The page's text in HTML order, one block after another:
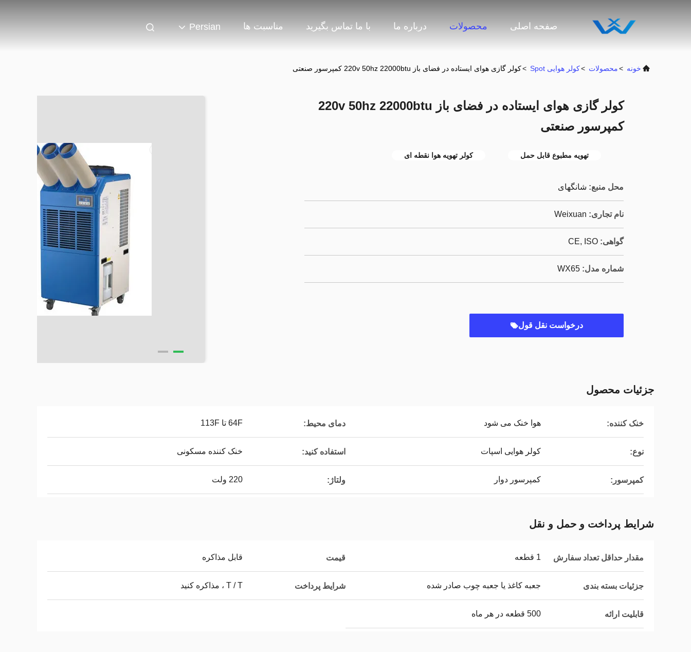
صفحه اصلی محصولات درباره ما با ما تماس بگیرید مناسبت ها Persian
خونه >محصولات >کولر هوایی Spot >کولر گازی هوای ایستاده در فضای باز 220v 50hz 22000btu کمپرسور صنعتی
کولر گازی هوای ایستاده در فضای باز 220v 50hz 22000btu
کمپرسور صنعتی
تهویه مطبوع قابل حمل کولر تهویه هوا نقطه ای
محل منبع: شانگهای
نام تجاری: Weixuan
گواهی: CE, ISO
شماره مدل: WX65
درخواست نقل قول
جزئیات محصول
خنک کننده: هوا خنک می شود دمای محیط: 64F تا 113F
نوع: کولر هوایی اسپات استفاده کنید: خنک کننده مسکونی
کمپرسور: کمپرسور دوار ولتاژ: 220 ولت
شرایط پرداخت و حمل و نقل
مقدار حداقل تعداد سفارش 1 قطعه قیمت قابل مذاکره
جزئیات بسته بندی جعبه کاغذ یا جعبه چوب صادر شده شرایط پرداخت T / T ، مذاکره کنید
قابلیت ارائه 500 قطعه در هر ماه